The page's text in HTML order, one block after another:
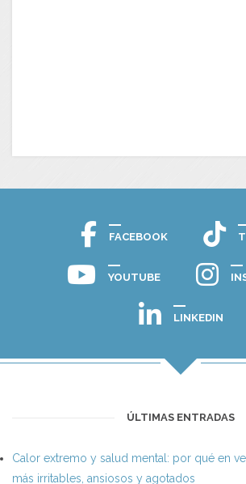
FACEBOOK
YOUTUBE
LINKEDIN
ÚLTIMAS ENTRADAS
Calor extremo y salud mental: por qué en
más irritables, ansiosos y agotados